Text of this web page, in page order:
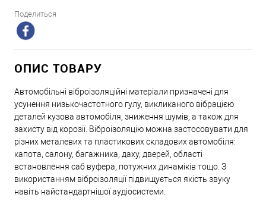
Поделиться
ОПИС ТОВАРУ
Автомобільні віброізоляційні матеріали призначені для
усунення низькочастотного гулу, викликаного вібрацією
деталей кузова автомобіля, зниження шумів, а також для
захисту від корозії. Віброізоляцію можна застосовувати для
різних металевих та пластикових складових автомобіля:
капота, салону, багажника, даху, дверей, області
встановлення саб вуфера, потужних динаміків тощо. З
використанням віброізоляції підвищується якість звуку
навіть найстандартнішої аудіосистеми.